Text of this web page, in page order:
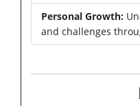
Personal Growth:
and challenges